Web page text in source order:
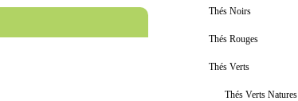
Thés Noirs
Thés Rouges
Thés Verts
Thés Verts Natures